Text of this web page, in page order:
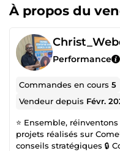
À propos du
Performance
Commandes en cours5
Vendeur depuis Févr.
⭐️ Ensemble,
projets réalisés sur
conseils stratégiques 🔒